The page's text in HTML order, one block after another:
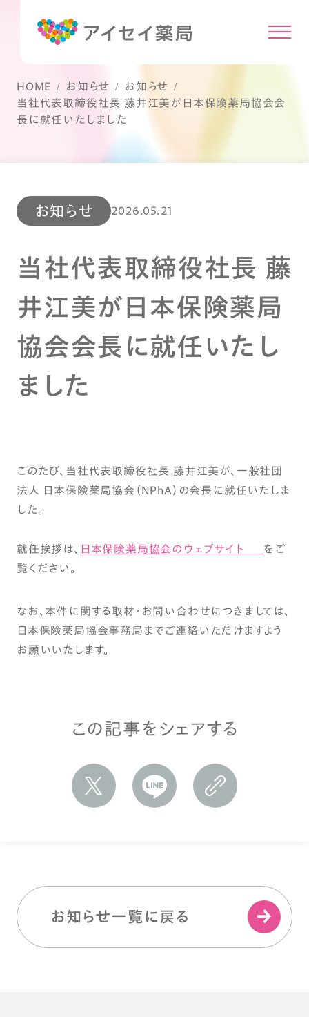
HOME お知らせ
お知らせ
当社代表取締役社長 藤井江美が日本保険薬局協会会
長に就任いたしました
お知らせ 2026.05.21
当社代表取締役社長 藤
井江美が日本保険薬局
協会会長に就任いたし
ました
このたび、当社代表取締役社長 藤井江美が、一般社団
法人 日本保険薬局協会（NPhA）の会長に就任いたしま
した。
就任挨拶は、 日本保険薬局協会のウェブサイト
をご
覧ください。
なお、本件に関する取材・お問い合わせにつきましては、
日本保険薬局協会事務局までご連絡いただけますよう
お願いいたします。
この記事をシェアする
お知らせ一覧に戻る